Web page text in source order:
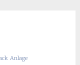
Anlage